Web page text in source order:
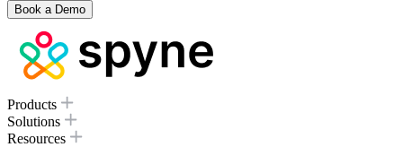
Book a Demo
Products
Solutions
Resources